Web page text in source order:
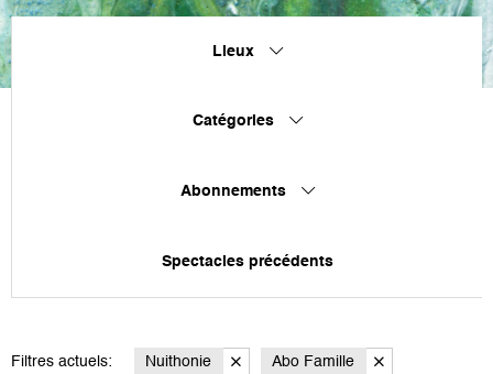
Lieux
Catégories
Abonnements
Spectacles précédents
Filtres actuels: Nuithonie Abo Famille